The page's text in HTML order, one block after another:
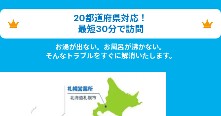
20都道府県対応！
最短30分で訪問
お湯が出ない。お風呂が沸かない。
そんなトラブルをすぐに解消いたします。